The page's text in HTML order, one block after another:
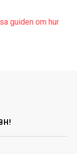
guiden om hur